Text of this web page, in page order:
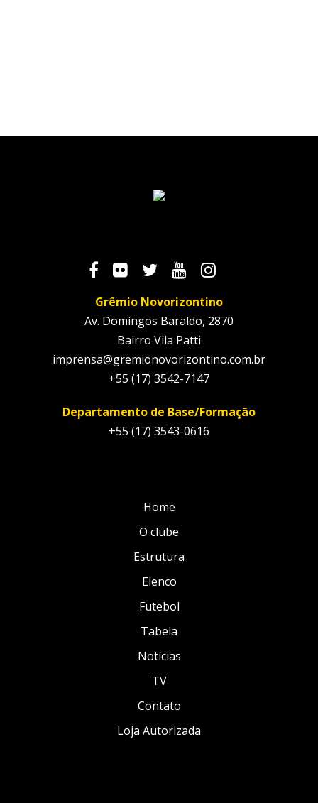
Grêmio Novorizontino
Av. Domingos Baraldo, 2870
Bairro Vila Patti
imprensa@gremionovorizontino.com.br
+55 (17) 3542-7147
Departamento de Base/Formação
+55 (17) 3543-0616
Home
O clube
Estrutura
Elenco
Futebol
Tabela
Notícias
TV
Contato
Loja Autorizada